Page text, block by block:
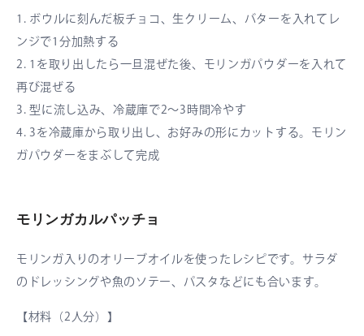
1. ボウルに刻んだ板チョコ、生クリーム、バターを入れてレ
ンジで1分加熱する
2. 1を取り出したら一旦混ぜた後、モリンガパウダーを入れて
再び混ぜる
3. 型に流し込み、冷蔵庫で2〜3時間冷やす
4. 3を冷蔵庫から取り出し、お好みの形にカットする。モリン
ガパウダーをまぶして完成
モリンガカルパッチョ
モリンガ入りのオリーブオイルを使ったレシピです。サラダ
のドレッシングや魚のソテー、パスタなどにも合います。
【材料（2人分）】